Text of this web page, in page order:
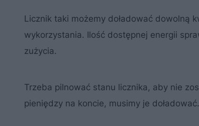
Licznik taki możemy doładować dowolną
wykorzystania. Ilość dostępnej energii
zużycia.
Trzeba pilnować stanu licznika, aby nie
pieniędzy na koncie, musimy je